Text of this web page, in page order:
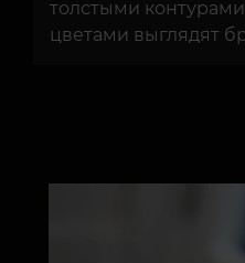
толстыми
цветами выглядят